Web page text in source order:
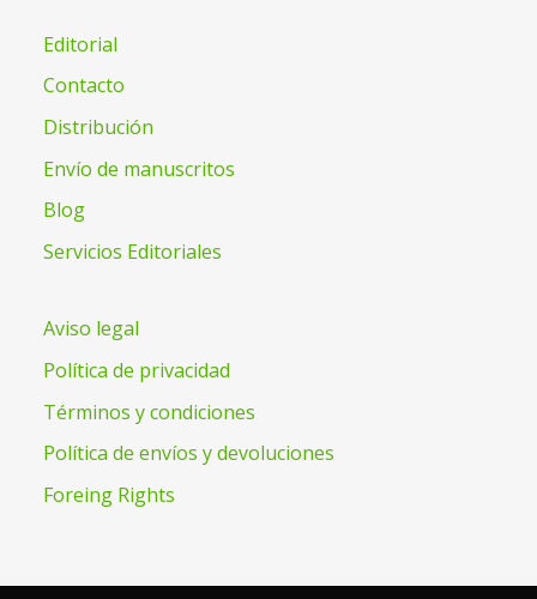
Editorial
Contacto
Distribución
Envío de manuscritos
Blog
Servicios Editoriales
Aviso legal
Política de privacidad
Términos y condiciones
Política de envíos y devoluciones
Foreing Rights